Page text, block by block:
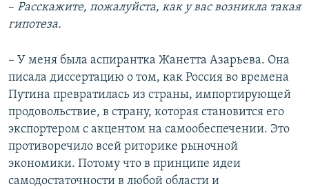
– Расскажите, пожалуйста, как у вас возникла такая
гипотеза.
– У меня была аспирантка Жанетта Азарьева. Она
писала диссертацию о том, как Россия во времена
Путина превратилась из страны, импортирующей
продовольствие, в страну, которая становится его
экспортером с акцентом на самообеспечении. Это
противоречило всей риторике рыночной
экономики. Потому что в принципе идеи
самодостаточности в любой области и